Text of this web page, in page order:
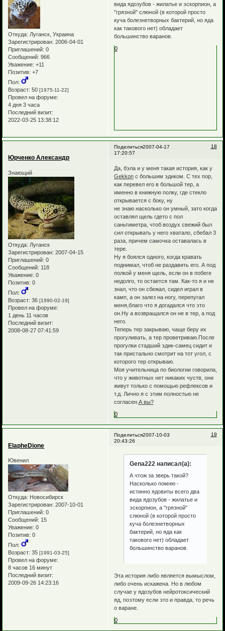
Откуда: Луганск, Украина
Зарегистрирован: 2006-04-01
Приглашений: 0
Сообщений: 966
Уважение: +11
Позитив: +7
Пол:
Возраст: 50[1975-11-22]
Провел на форуме:
4 дня 3 часа
Последний визит:
2022-03-25 13:38:12
вида ядозубов - жилатье и эскорпион, а
"грязной" слюной (в которой просто
куча болезнетворных бактерий, но яда
как такового нет) обладает
большинство варанов.
0
Поделиться 18
2007-04-17
17:20:57
Юрченко Александр
Знающий
Откуда: Луганск
Зарегистрирован: 2007-04-15
Приглашений: 0
Сообщений: 118
Уважение: 0
Позитив: 0
Пол:
Возраст: 36[1990-02-19]
Провел на форуме:
1 день 11 часов
Последний визит:
2008-08-27 07:41:59
Да, бэла и у меня такая история, как у
Gekkonс большим эдиком. С тех пор,
как перевел его в большой тер, а
именно в книжную полку, где стекло
открывается с боку, ну
не знаю насколько он умный, зато когда
оставлял щель гдето с пол
саньтиметра, чтоб воздух свежий был
сил открывать у него хватало, сбебал 3
раза, причем самочка оставалась в
тере.
Ну я боялся одного, когда кравать
поднимал, чтоб не раздавить его. А под
полкой у меня щель, если он в побеге
недолго, то остается там. Как-то я и не
знал, что он сбежал, сидел играл в
камп, а он залез на ногу, перепугал
меня,благо что я догадался что это
он.Ну а возвращался он не в тер, а под
него.
Теперь тер закрываю, чаще беру их
прогуливать, а тер проветриваю.После
прогулки стадший эдик-самец сидит и
так пристально смотрит на тот угол, с
которого тер открываю.
Моя учительница по биологии говорила,
что у животных нет никаких чуств, они
живут только с помощью рефлексов и
т.д. Лично я с этим полностью не
согласен. А вы?
0
Поделиться 19
2007-10-03
20:43:26
ElapheDione
Ювенил
Откуда: Новосибирск
Зарегистрирован: 2007-10-01
Приглашений: 0
Сообщений: 15
Уважение: 0
Позитив: 0
Пол:
Возраст: 35[1991-03-25]
Провел на форуме:
8 часов 16 минут
Последний визит:
2009-09-26 14:23:16
Gena222 написал(а):
А чтож за зверь такой?
Насколько помню -
истинно ядовиты всего два
вида ядозубов - жилатье и
эскорпион, а "грязной"
слюной (в которой просто
куча болезнетворных
бактерий, но яда как
такового нет) обладает
большинство варанов.
Эта история либо является вымыслом,
либо очень искажена. Но в любом
случае у ядозубов нейротоксический
яд, поэтому если это и правда, то речь
о варане.
0